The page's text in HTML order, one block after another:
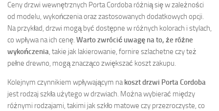
Ceny drzwi wewnętrznych Porta Cordoba różnią się w zależności
od modelu, wykończenia oraz zastosowanych dodatkowych opcji.
Na przykład, drzwi mogą być dostępne w różnych kolorach i stylach,
co wpływa na ich cenę. Warto zwrócić uwagę na to, że różne
wykończenia, takie jak lakierowanie, fornire szlachetne czy też
pełne drewno, mogą znacząco zwiększać koszt zakupu.
Kolejnym czynnikiem wpływającym na koszt drzwi Porta Cordoba
jest rodzaj szkła użytego w drzwiach. Można wybierać między
różnymi rodzajami, takimi jak szkło matowe czy przezroczyste, co